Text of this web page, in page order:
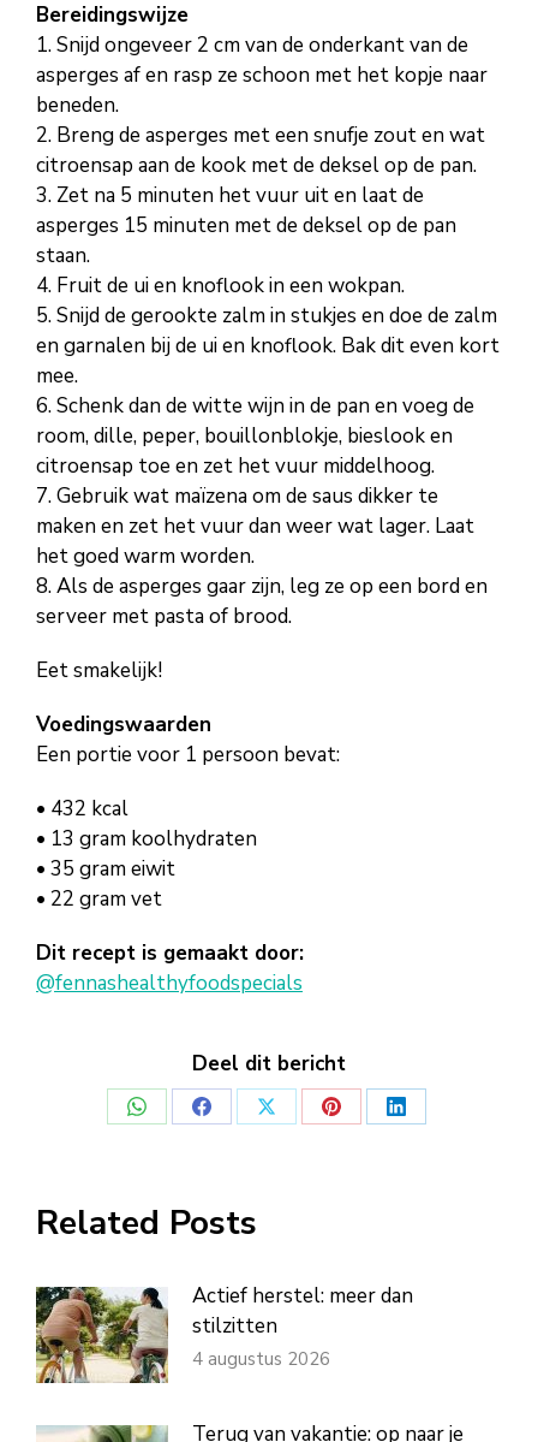
Bereidingswijze
1. Snijd ongeveer 2 cm van de onderkant van de
asperges af en rasp ze schoon met het kopje naar
beneden.
2. Breng de asperges met een snufje zout en wat
citroensap aan de kook met de deksel op de pan.
3. Zet na 5 minuten het vuur uit en laat de
asperges 15 minuten met de deksel op de pan
staan.
4. Fruit de ui en knoflook in een wokpan.
5. Snijd de gerookte zalm in stukjes en doe de zalm
en garnalen bij de ui en knoflook. Bak dit even kort
mee.
6. Schenk dan de witte wijn in de pan en voeg de
room, dille, peper, bouillonblokje, bieslook en
citroensap toe en zet het vuur middelhoog.
7. Gebruik wat maïzena om de saus dikker te
maken en zet het vuur dan weer wat lager. Laat
het goed warm worden.
8. Als de asperges gaar zijn, leg ze op een bord en
serveer met pasta of brood.
Eet smakelijk!
Voedingswaarden
Een portie voor 1 persoon bevat:
• 432 kcal
• 13 gram koolhydraten
• 35 gram eiwit
• 22 gram vet
Dit recept is gemaakt door:
@fennashealthyfoodspecials
Deel dit bericht
Deel
Deel
Deel
Deel
Deel
Related Posts
Actief herstel: meer dan
stilzitten
4 augustus 2026
Terug van vakantie: op naar je